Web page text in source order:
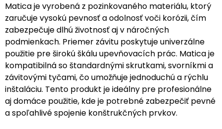
Matica je vyrobená z pozinkovaného materiálu, ktorý
zaručuje vysokú pevnosť a odolnosť voči korózii, čím
zabezpečuje dlhú životnosť aj v náročných
podmienkach. Priemer závitu poskytuje univerzálne
použitie pre širokú škálu upevňovacích prác. Matica je
kompatibilná so štandardnými skrutkami, svorníkmi a
závitovými tyčami, čo umožňuje jednoduchú a rýchlu
inštaláciu. Tento produkt je ideálny pre profesionálne
aj domáce použitie, kde je potrebné zabezpečiť pevné
a spoľahlivé spojenie konštrukčných prvkov.